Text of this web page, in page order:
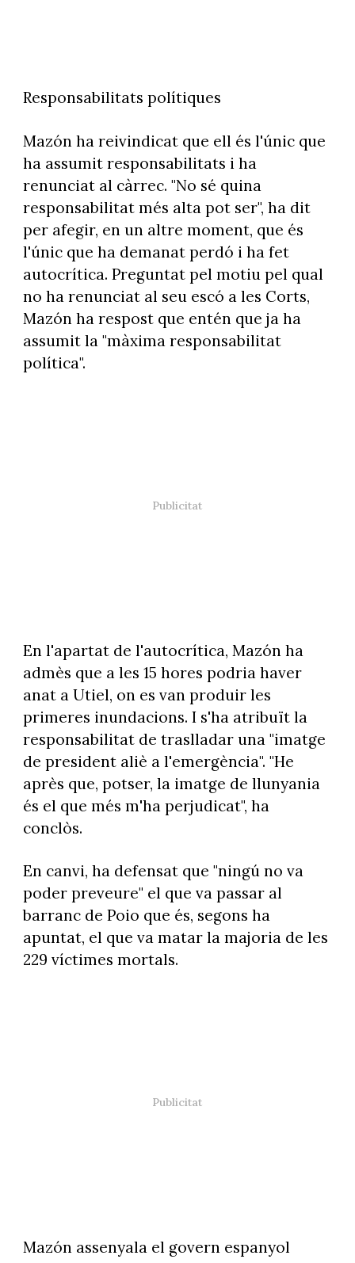
Responsabilitats polítiques
Mazón ha reivindicat que ell és l'únic que
ha assumit responsabilitats i ha
renunciat al càrrec. "No sé quina
responsabilitat més alta pot ser", ha dit
per afegir, en un altre moment, que és
l'únic que ha demanat perdó i ha fet
autocrítica. Preguntat pel motiu pel qual
no ha renunciat al seu escó a les Corts,
Mazón ha respost que entén que ja ha
assumit la "màxima responsabilitat
política".
En l'apartat de l'autocrítica, Mazón ha
admès que a les 15 hores podria haver
anat a Utiel, on es van produir les
primeres inundacions. I s'ha atribuït la
responsabilitat de traslladar una "imatge
de president aliè a l'emergència". "He
après que, potser, la imatge de llunyania
és el que més m'ha perjudicat", ha
conclòs.
En canvi, ha defensat que "ningú no va
poder preveure" el que va passar al
barranc de Poio que és, segons ha
apuntat, el que va matar la majoria de les
229 víctimes mortals.
Mazón assenyala el govern espanyol